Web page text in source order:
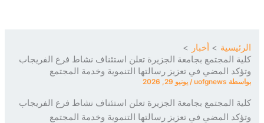
أخبار
المجتمع بجامعة الجزيرة تعلن استئناف نشاط فرع الفريجاب
المضي في تعزيز رسالتها التنموية وخدمة المجتمع
uofgnews
/يونيو 29, 2026
المجتمع بجامعة الجزيرة تعلن استئناف نشاط فرع الفريجاب
المضي في تعزيز رسالتها التنموية وخدمة المجتمع